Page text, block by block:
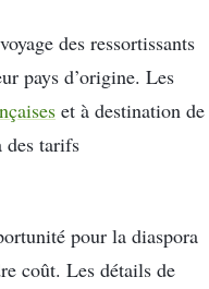
des ressortissants
pays d’origine. Les
et à destination de
des tarifs
pour la diaspora
coût. Les détails de